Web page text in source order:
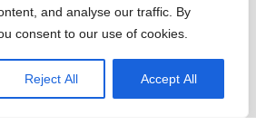
and analyse our traffic. By
consent to our use of cookies.
Reject All Accept All